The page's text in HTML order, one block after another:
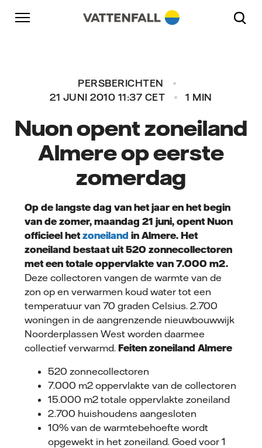
Naar content
Naar hoofdnavigatie
Ga naar footer
PERSBERICHTEN
21 JUNI 2010 11:37 CET
1 MIN
Nuon opent zoneiland
Almere op eerste
zomerdag
Op de langste dag van het jaar en het begin
van de zomer, maandag 21 juni, opent Nuon
officieel het zoneiland in Almere. Het
zoneiland bestaat uit 520 zonnecollectoren
met een totale oppervlakte van 7.000 m2.
Deze collectoren vangen de warmte van de
zon op en verwarmen koud water tot een
temperatuur van 70 graden Celsius. 2.700
woningen in de aangrenzende nieuwbouwwijk
Noorderplassen West worden daarmee
collectief verwarmd. Feiten zoneiland Almere
520 zonnecollectoren
7.000 m2 oppervlakte van de collectoren
15.000 m2 totale oppervlakte zoneiland
2.700 huishoudens aangesloten
10% van de warmtebehoefte wordt
opgewekt in het zoneiland. Goed voor 1
Naar hoofdnavigatie